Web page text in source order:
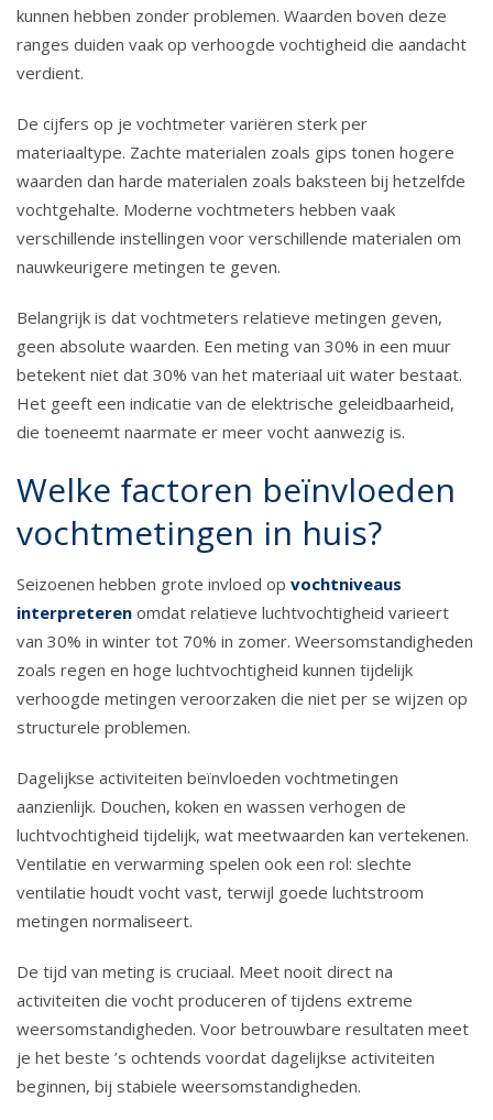
kunnen hebben zonder problemen. Waarden boven deze
ranges duiden vaak op verhoogde vochtigheid die aandacht
verdient.
De cijfers op je vochtmeter variëren sterk per
materiaaltype. Zachte materialen zoals gips tonen hogere
waarden dan harde materialen zoals baksteen bij hetzelfde
vochtgehalte. Moderne vochtmeters hebben vaak
verschillende instellingen voor verschillende materialen om
nauwkeurigere metingen te geven.
Belangrijk is dat vochtmeters relatieve metingen geven,
geen absolute waarden. Een meting van 30% in een muur
betekent niet dat 30% van het materiaal uit water bestaat.
Het geeft een indicatie van de elektrische geleidbaarheid,
die toeneemt naarmate er meer vocht aanwezig is.
Welke factoren beïnvloeden
vochtmetingen in huis?
Seizoenen hebben grote invloed op vochtniveaus
interpreteren omdat relatieve luchtvochtigheid varieert
van 30% in winter tot 70% in zomer. Weersomstandigheden
zoals regen en hoge luchtvochtigheid kunnen tijdelijk
verhoogde metingen veroorzaken die niet per se wijzen op
structurele problemen.
Dagelijkse activiteiten beïnvloeden vochtmetingen
aanzienlijk. Douchen, koken en wassen verhogen de
luchtvochtigheid tijdelijk, wat meetwaarden kan vertekenen.
Ventilatie en verwarming spelen ook een rol: slechte
ventilatie houdt vocht vast, terwijl goede luchtstroom
metingen normaliseert.
De tijd van meting is cruciaal. Meet nooit direct na
activiteiten die vocht produceren of tijdens extreme
weersomstandigheden. Voor betrouwbare resultaten meet
je het beste ’s ochtends voordat dagelijkse activiteiten
beginnen, bij stabiele weersomstandigheden.